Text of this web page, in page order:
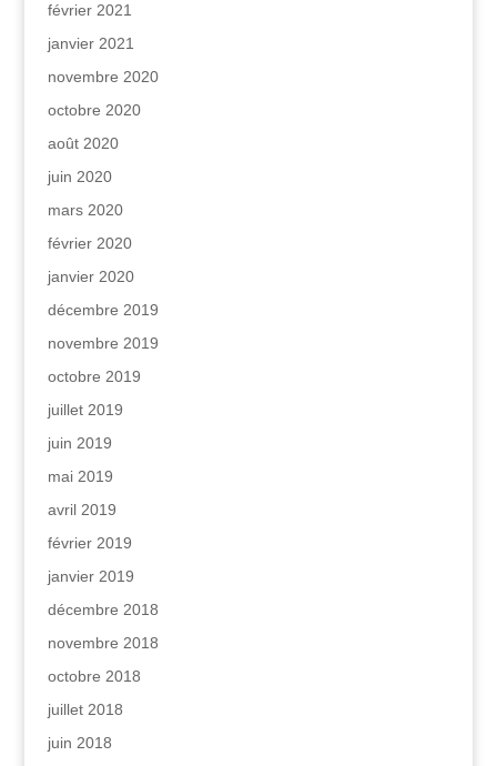
février 2021
janvier 2021
novembre 2020
octobre 2020
août 2020
juin 2020
mars 2020
février 2020
janvier 2020
décembre 2019
novembre 2019
octobre 2019
juillet 2019
juin 2019
mai 2019
avril 2019
février 2019
janvier 2019
décembre 2018
novembre 2018
octobre 2018
juillet 2018
juin 2018